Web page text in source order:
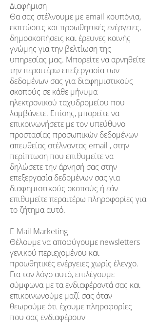
Διαφήμιση
Θα σας στέλνουμε με email κουπόνια,
εκπτώσεις και προωθητικές ενέργειες,
δημοσκοπήσεις και έρευνες κοινής
γνώμης για την βελτίωση της
υπηρεσίας μας. Μπορείτε να αρνηθείτε
την περαιτέρω επεξεργασία των
δεδομένων σας για διαφημιστικούς
σκοπούς σε κάθε μήνυμα
ηλεκτρονικού ταχυδρομείου που
λαμβάνετε. Επίσης, μπορείτε να
επικοινωνήσετε με τον υπεύθυνο
προστασίας προσωπικών δεδομένων
απευθείας στέλνοντας email , στην
περίπτωση που επιθυμείτε να
δηλώσετε την άρνησή σας στην
επεξεργασία δεδομένων σας για
διαφημιστικούς σκοπούς ή εάν
επιθυμείτε περαιτέρω πληροφορίες για
το ζήτημα αυτό.
E-Mail Marketing
Θέλουμε να αποφύγουμε newsletters
γενικού περιεχομένου και
προωθητικές ενέργειες χωρίς έλεγχο.
Για τον λόγο αυτό, επιλέγουμε
σύμφωνα με τα ενδιαφέροντά σας και
επικοινωνούμε μαζί σας όταν
θεωρούμε ότι έχουμε πληροφορίες
που σας ενδιαφέρουν